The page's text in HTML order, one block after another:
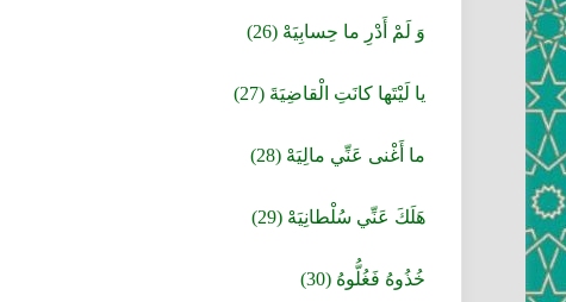
وَ لَمْ أَدْرِ ما حِسابِيَهْ (26)
يا لَيْتَها كانَتِ الْقاضِيَةَ (27)
ما أَغْنى‏ عَنِّي مالِيَهْ (28)
هَلَكَ عَنِّي سُلْطانِيَهْ (29)
خُذُوهُ فَغُلُّوهُ (30)